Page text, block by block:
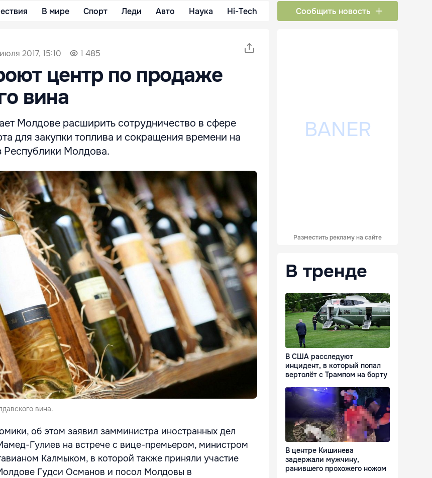
В мире Спорт Леди Авто Наука Hi-Tech Сообщить новость
2017, 15:10 1 485
центр по продаже
вина
Молдове расширить сотрудничество в сфере
для закупки топлива и сокращения времени на
Республики Молдова.
вина.
об этом заявил замминистра иностранных дел
Гулиев на встрече с вице-премьером, министром
Калмыком, в которой также приняли участие
Гудси Османов и посол Молдовы в
Разместить рекламу на сайте
В тренде
В США расследуют
инцидент, в который попал
вертолёт с Трампом на борту
В центре Кишинева
задержали мужчину,
ранившего прохожего ножом